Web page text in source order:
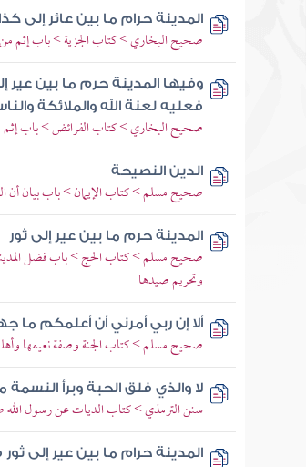
المدينة حرام ما بين عائر إلى كذا
صحيح البخاري > كتاب الجزية > باب إثم
وفيها المدينة حرم ما بين عير
فعليه لعنة الله والملائكة
صحيح البخاري > كتاب الفرائض > باب إثم
الدين النصيحة
صحيح مسلم > كتاب الإيمان > باب بيان أن
المدينة حرم ما بين عير إلى ثور
صحيح مسلم > كتاب الحج > باب فضل المدينة
وتحريم صيدها
ألا إن ربي أمرني أن أعلمكم ما
صحيح مسلم > كتاب الجنة وصفة نعيمها
لا والذي فلق الحبة وبرأ النسمة
سنن الترمذي > كتاب الديات عن رسول الله
المدينة حرام ما بين عير إلى